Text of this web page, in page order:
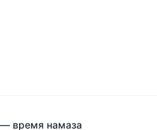
время намаза